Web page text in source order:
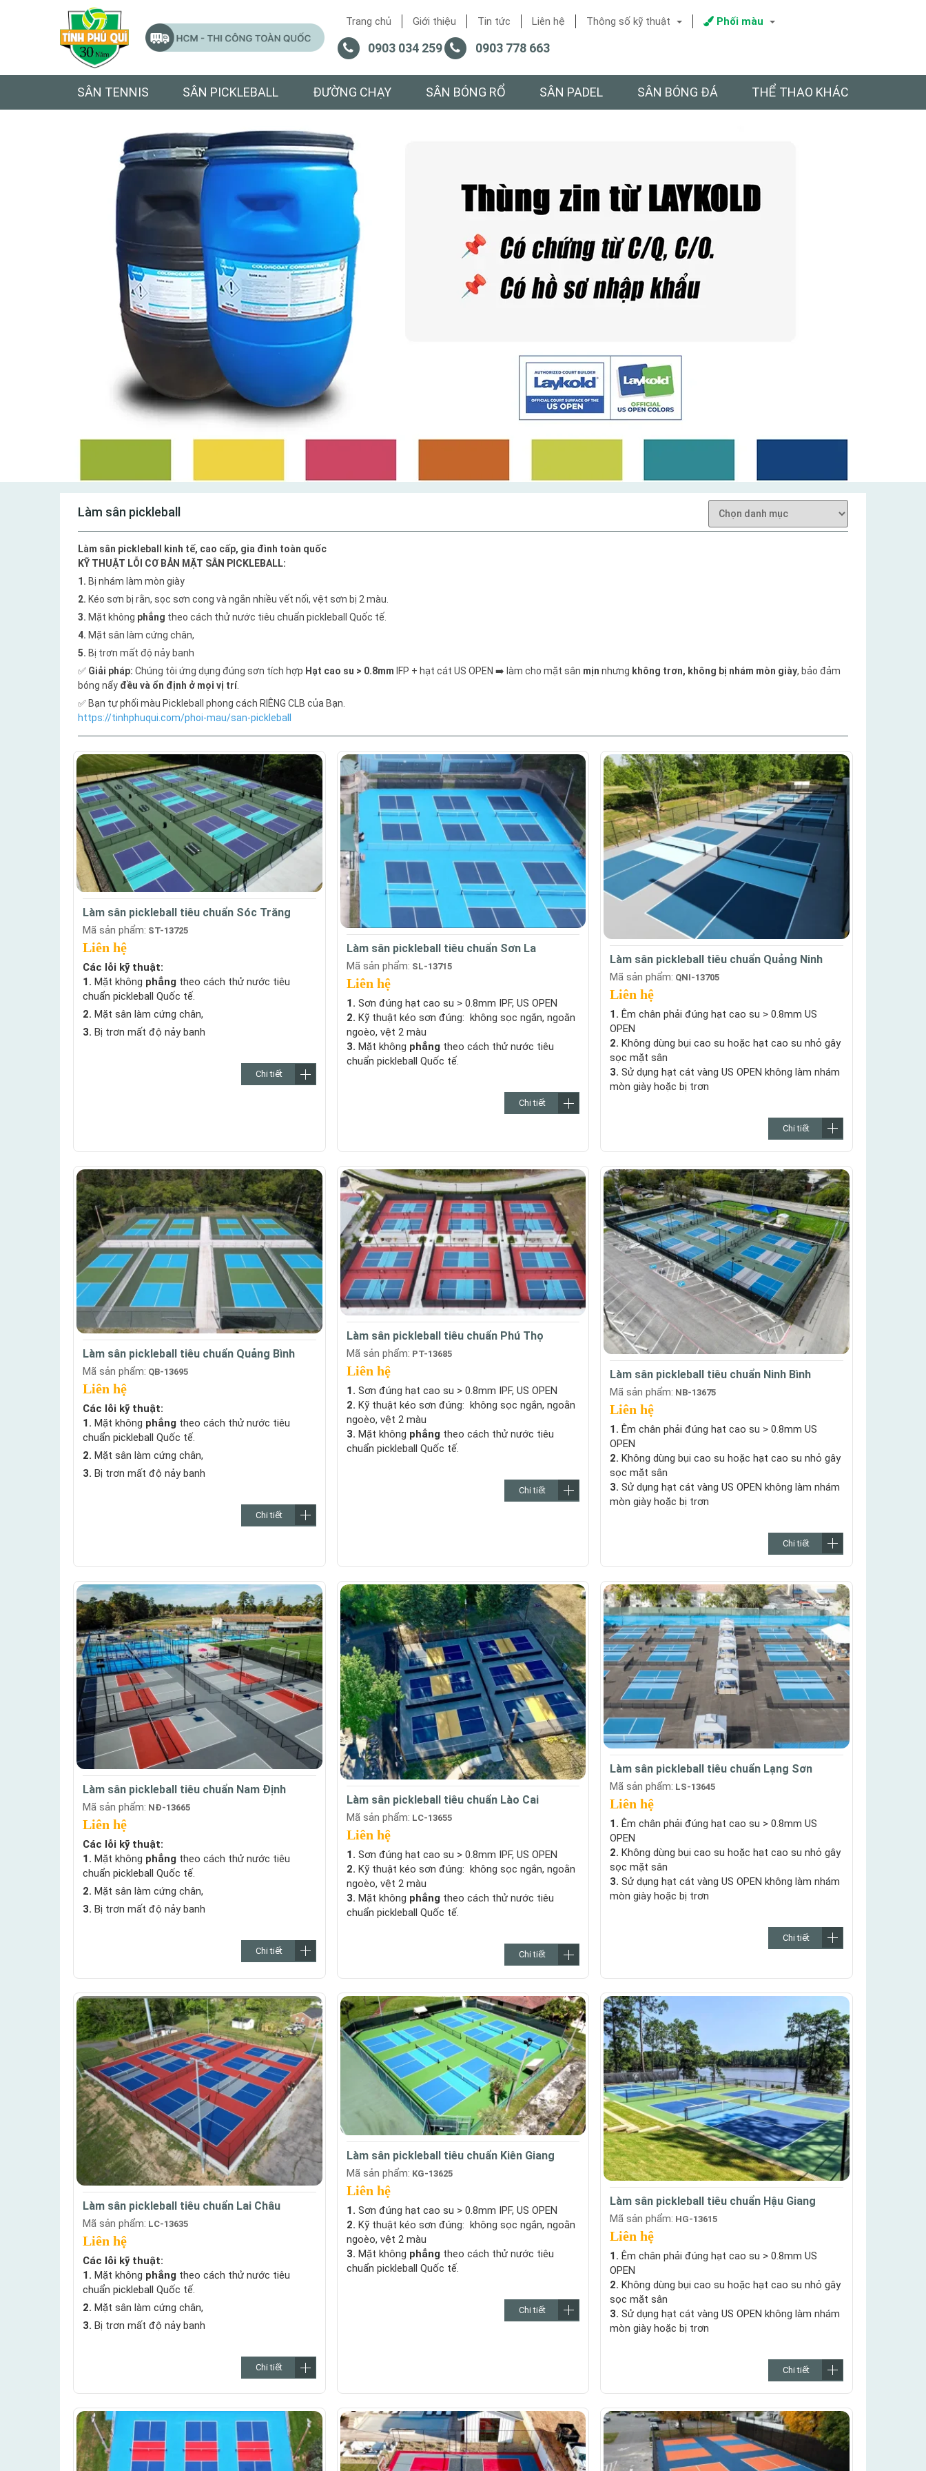
Trang chủ Giới thiệu Tin tức Liên hệ Thông số kỹ thuật Phối màu
0903 034 259 0903 778 663
SÂN TENNIS SÂN PICKLEBALL ĐƯỜNG CHẠY SÂN BÓNG RỔ SÂN PADEL SÂN BÓNG ĐÁ THỂ THAO KHÁC
Làm sân pickleball
Làm sân pickleball kinh tế, cao cấp, gia đình toàn quốc
KỸ THUẬT LỖI CƠ BẢN MẶT SÂN PICKLEBALL:
1. Bị nhám làm mòn giày
2. Kéo sơn bị rằn, sọc sơn cong và ngắn nhiều vết nối, vệt sơn bị 2 màu.
3. Mặt không phẳng theo cách thử nước tiêu chuẩn pickleball Quốc tế.
4. Mặt sân làm cứng chân,
5. Bị trơn mất độ nảy banh
✅ Giải pháp: Chúng tôi ứng dụng đúng sơn tích hợp Hạt cao su > 0.8mm IFP + hạt cát US OPEN ➡️ làm cho mặt sân mịn nhưng không trơn, không bị nhám mòn giày, bảo đảm
bóng nẩy đều và ổn định ở mọi vị trí.
✅ Bạn tự phối màu Pickleball phong cách RIÊNG CLB của Bạn.
https://tinhphuqui.com/phoi-mau/san-pickleball
Làm sân pickleball tiêu chuẩn Sóc Trăng
Mã sản phẩm: ST-13725
Liên hệ
Các lỗi kỹ thuật:
1. Mặt không phẳng theo cách thử nước tiêu
chuẩn pickleball Quốc tế.
2. Mặt sân làm cứng chân,
3. Bị trơn mất độ nảy banh
Chi tiết
Làm sân pickleball tiêu chuẩn Sơn La
Mã sản phẩm: SL-13715
Liên hệ
1. Sơn đúng hạt cao su > 0.8mm IPF, US OPEN
2. Kỹ thuật kéo sơn đúng: không sọc ngắn, ngoằn
ngoèo, vệt 2 màu
3. Mặt không phẳng theo cách thử nước tiêu
chuẩn pickleball Quốc tế.
Chi tiết
Làm sân pickleball tiêu chuẩn Quảng Ninh
Mã sản phẩm: QNI-13705
Liên hệ
1. Êm chân phải đúng hạt cao su > 0.8mm US
OPEN
2. Không dùng bụi cao su hoặc hạt cao su nhỏ gây
sọc mặt sân
3. Sử dụng hạt cát vàng US OPEN không làm nhám
mòn giày hoặc bị trơn
Chi tiết
Làm sân pickleball tiêu chuẩn Quảng Bình
Mã sản phẩm: QB-13695
Liên hệ
Các lỗi kỹ thuật:
1. Mặt không phẳng theo cách thử nước tiêu
chuẩn pickleball Quốc tế.
2. Mặt sân làm cứng chân,
3. Bị trơn mất độ nảy banh
Chi tiết
Làm sân pickleball tiêu chuẩn Phú Thọ
Mã sản phẩm: PT-13685
Liên hệ
1. Sơn đúng hạt cao su > 0.8mm IPF, US OPEN
2. Kỹ thuật kéo sơn đúng: không sọc ngắn, ngoằn
ngoèo, vệt 2 màu
3. Mặt không phẳng theo cách thử nước tiêu
chuẩn pickleball Quốc tế.
Chi tiết
Làm sân pickleball tiêu chuẩn Ninh Bình
Mã sản phẩm: NB-13675
Liên hệ
1. Êm chân phải đúng hạt cao su > 0.8mm US
OPEN
2. Không dùng bụi cao su hoặc hạt cao su nhỏ gây
sọc mặt sân
3. Sử dụng hạt cát vàng US OPEN không làm nhám
mòn giày hoặc bị trơn
Chi tiết
Làm sân pickleball tiêu chuẩn Nam Định
Mã sản phẩm: NĐ-13665
Liên hệ
Các lỗi kỹ thuật:
1. Mặt không phẳng theo cách thử nước tiêu
chuẩn pickleball Quốc tế.
2. Mặt sân làm cứng chân,
3. Bị trơn mất độ nảy banh
Chi tiết
Làm sân pickleball tiêu chuẩn Lào Cai
Mã sản phẩm: LC-13655
Liên hệ
1. Sơn đúng hạt cao su > 0.8mm IPF, US OPEN
2. Kỹ thuật kéo sơn đúng: không sọc ngắn, ngoằn
ngoèo, vệt 2 màu
3. Mặt không phẳng theo cách thử nước tiêu
chuẩn pickleball Quốc tế.
Chi tiết
Làm sân pickleball tiêu chuẩn Lạng Sơn
Mã sản phẩm: LS-13645
Liên hệ
1. Êm chân phải đúng hạt cao su > 0.8mm US
OPEN
2. Không dùng bụi cao su hoặc hạt cao su nhỏ gây
sọc mặt sân
3. Sử dụng hạt cát vàng US OPEN không làm nhám
mòn giày hoặc bị trơn
Chi tiết
Làm sân pickleball tiêu chuẩn Lai Châu
Mã sản phẩm: LC-13635
Liên hệ
Các lỗi kỹ thuật:
1. Mặt không phẳng theo cách thử nước tiêu
chuẩn pickleball Quốc tế.
2. Mặt sân làm cứng chân,
3. Bị trơn mất độ nảy banh
Chi tiết
Làm sân pickleball tiêu chuẩn Kiên Giang
Mã sản phẩm: KG-13625
Liên hệ
1. Sơn đúng hạt cao su > 0.8mm IPF, US OPEN
2. Kỹ thuật kéo sơn đúng: không sọc ngắn, ngoằn
ngoèo, vệt 2 màu
3. Mặt không phẳng theo cách thử nước tiêu
chuẩn pickleball Quốc tế.
Chi tiết
Làm sân pickleball tiêu chuẩn Hậu Giang
Mã sản phẩm: HG-13615
Liên hệ
1. Êm chân phải đúng hạt cao su > 0.8mm US
OPEN
2. Không dùng bụi cao su hoặc hạt cao su nhỏ gây
sọc mặt sân
3. Sử dụng hạt cát vàng US OPEN không làm nhám
mòn giày hoặc bị trơn
Chi tiết